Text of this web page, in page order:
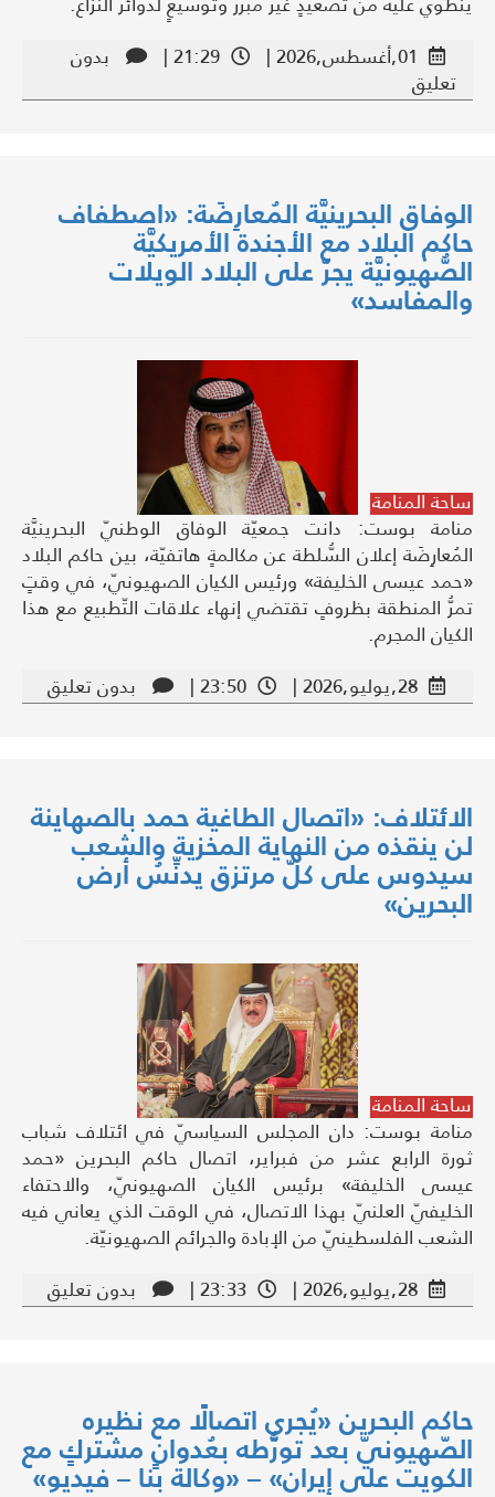
01,أغسطس,2026 |
21:29 |
بدون
تعليق
الوفاق البحرينيَّة المُعارِضَة: «اصطفاف
حاكم البلاد مع الأجندة الأمريكيَّة
الصُّهيونيَّة يجرّ على البلاد الويلات
والمفاسد»
ساحة المنامة
منامة بوست: دانت جمعيّة الوفاق الوطنيّ البحرينيَّة
المُعارِضَة إعلان السُّلطة عن مكالمةٍ هاتفيّة، بين حاكم البلاد
«حمد عيسى الخليفة» ورئيس الكيان الصهيونيّ، في وقتٍ
تمرُّ المنطقة بظروفٍ تقتضي إنهاء علاقات التّطبيع مع هذا
الكيان المجرم.
28,يوليو,2026 |
23:50 | بدون تعليق
الائتلاف: «اتصال الطاغية حمد بالصهاينة
لن ينقذه من النهاية المخزية والشعب
سيدوس على كلّ مرتزق يدنِّسُ أرض
البحرين»
ساحة المنامة
منامة بوست: دان المجلس السياسيّ في ائتلاف شباب
ثورة الرابع عشر من فبراير، اتصال حاكم البحرين «حمد
عيسى الخليفة» برئيس الكيان الصهيونيّ، والاحتفاء
الخليفيّ العلنيّ بهذا الاتصال، في الوقت الذي يعاني فيه
الشعب الفلسطينيّ من الإبادة والجرائم الصهيونيّة.
28,يوليو,2026 |
23:33 | بدون تعليق
حاكم البحرين «يُجري اتصالًا مع نظيره
الصّهيونيّ بعد تورُّطه بعُدوانٍ مشتركٍ مع
الكويت على إيران» – «وكالة بنا – فيديو»